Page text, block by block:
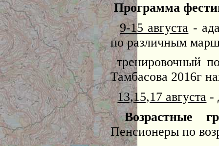
Программа
9-15 августа -
по различным
тренировочный
Тамбасова 2016г
13,15,17 августа -
Возрастные
Пенсионеры по